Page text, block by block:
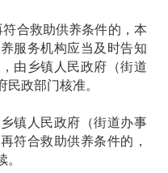
合救助供养条件的，本
服务机构应当及时告知
由乡镇人民政府（街道
政部门核准。
人民政府（街道办事
符合救助供养条件的，